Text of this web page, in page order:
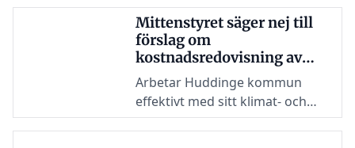
Sjödalsparken och Rådsparken.
Mittenstyret säger nej till
förslag om
kostnadsredovisning av
klimatåtgärder
Arbetar Huddinge kommun
effektivt med sitt klimat- och
miljöarbete? Den frågan